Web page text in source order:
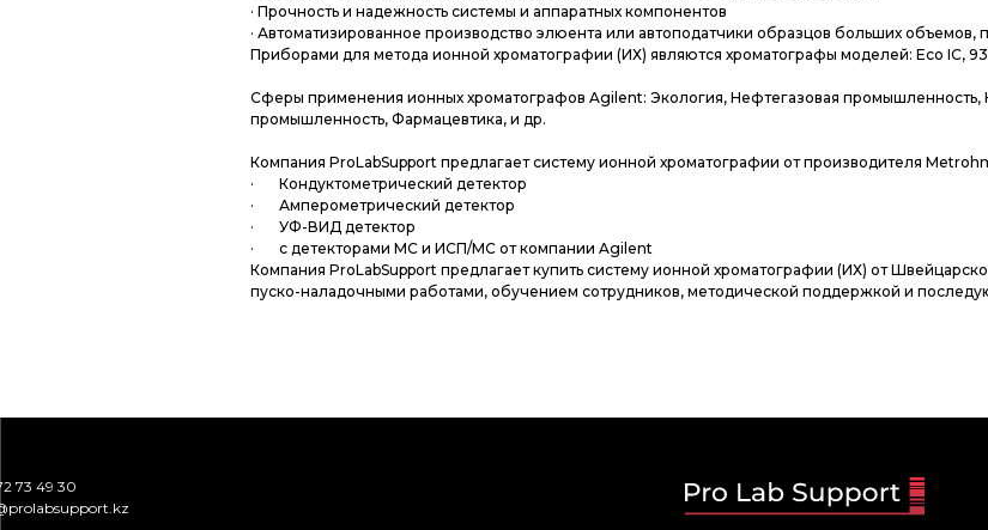
· Прочность и надежность системы и аппаратных компонентов
· Автоматизированное производство элюента или автоподатчики образцов больших
Приборами для метода ионной хроматографии (ИХ) являются хроматографы моделей: Eco IC,
Сферы применения ионных хроматографов Agilent: Экология, Нефтегазовая
промышленность, Фармацевтика, и др.
Компания ProLabSupport предлагает систему ионной хроматографии от производителя
· ⠀⠀Кондуктометрический детектор
· ⠀⠀Амперометрический детектор
· ⠀⠀УФ-ВИД детектор
· ⠀⠀c детекторами МС и ИСП/МС от компании Agilent
Компания ProLabSupport предлагает купить систему ионной хроматографии (ИХ) от
пуско-наладочными работами, обучением сотрудников, методической поддержкой и
73 49 30